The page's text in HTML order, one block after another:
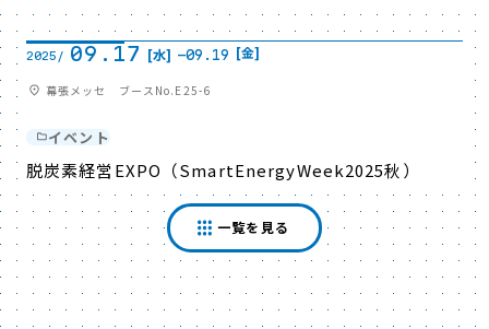
2025/ 09.17 [水] -09.19 [金]
幕張メッセ ブースNo.E25-6
イベント
脱炭素経営EXPO（SmartEnergyWeek2025秋）
一覧を見る